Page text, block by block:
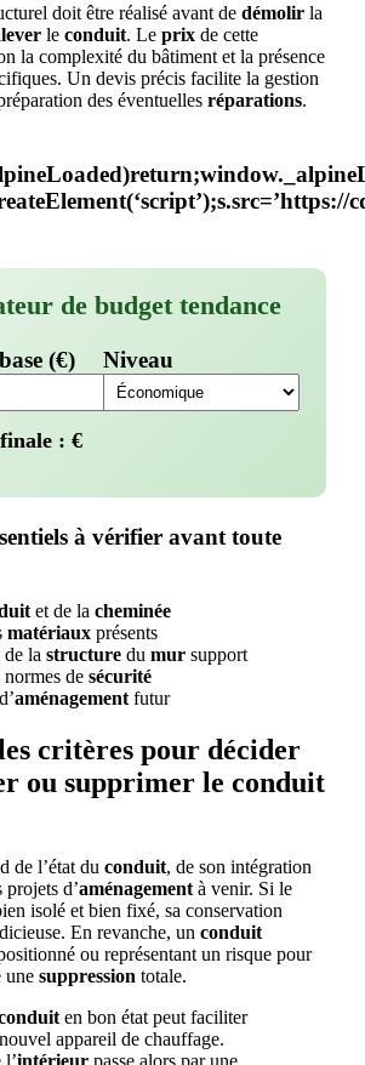
doit être réalisé avant de démolir la
le conduit. Le prix de cette
la complexité du bâtiment et la présence
Un devis précis facilite la gestion
des éventuelles réparations.
de budget tendance
(€) Niveau
: €
à vérifier avant toute
et de la cheminée
matériaux présents
la structure du mur support
normes de sécurité
aménagement futur
critères pour décider
ou supprimer le conduit
de l’état du conduit, de son intégration
projets d’aménagement à venir. Si le
isolé et bien fixé, sa conservation
En revanche, un conduit
ou représentant un risque pour
une suppression totale.
en bon état peut faciliter
appareil de chauffage.
l’intérieur passe alors par une